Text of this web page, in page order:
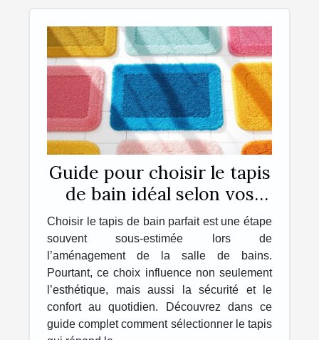
Guide pour choisir le tapis
de bain idéal selon vos
besoins
Choisir le tapis de bain parfait est une étape
souvent sous-estimée lors de
l’aménagement de la salle de bains.
Pourtant, ce choix influence non seulement
l’esthétique, mais aussi la sécurité et le
confort au quotidien. Découvrez dans ce
guide complet comment sélectionner le tapis